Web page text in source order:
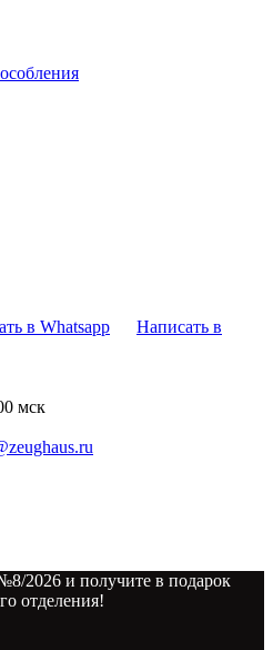
в Whatsapp
Написать в
мск
2026 и получите в подарок
отделения!